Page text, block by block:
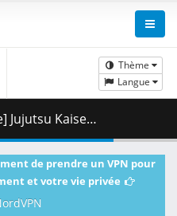
Thème
Langue
( 468.95 MB )
de prendre un VPN pour
et votre vie privée